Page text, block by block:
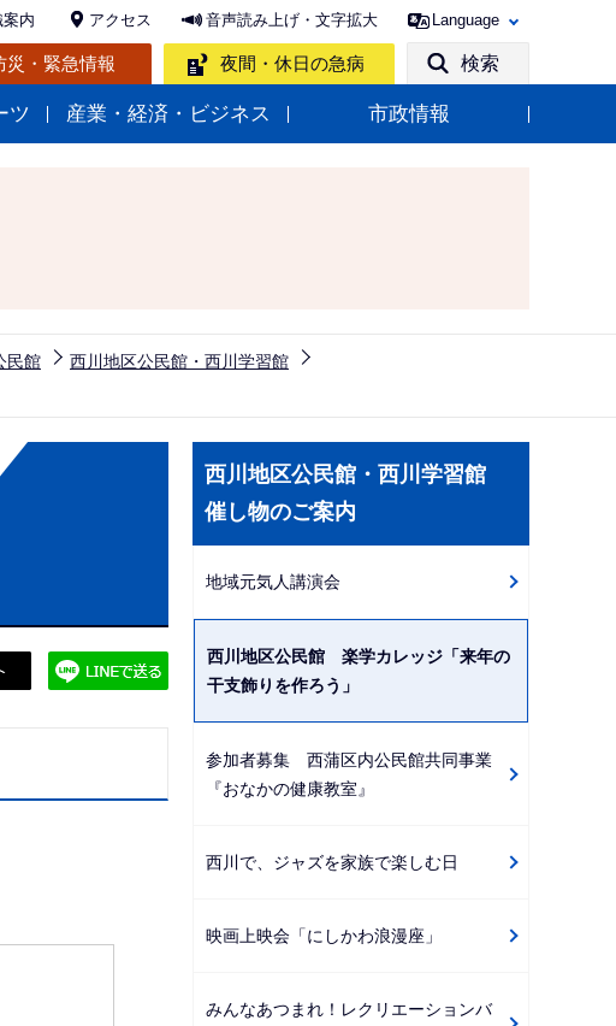
内 アクセス 音声読み上げ・文字拡大 Language
災・緊急情報 夜間・休日の急病 検索
ツ 産業・経済・ビジネス 市政情報
民館
西川地区公民館・西川学習館
ブ
ナ
ゲ
ー
シ
ン
こ
ら
西川地区公民館・西川学習館
催し物のご案内
地域元気人講演会
西川地区公民館 楽学カレッジ「来年の
干支飾りを作ろう」
参加者募集 西蒲区内公民館共同事業
『おなかの健康教室』
西川で、ジャズを家族で楽しむ日
映画上映会「にしかわ浪漫座」
みんなあつまれ！レクリエーションバ